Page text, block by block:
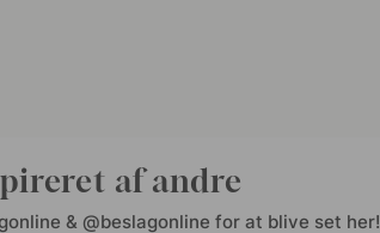
af andre
& @beslagonline for at blive set her!